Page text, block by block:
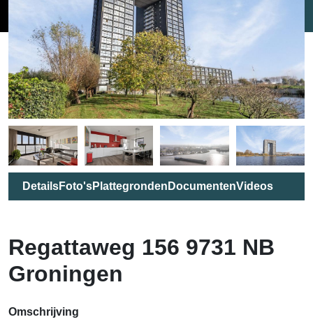
DetailsFoto'sPlattegronden DocumentenVideos
Regattaweg 156 9731 NB
Groningen
Omschrijving